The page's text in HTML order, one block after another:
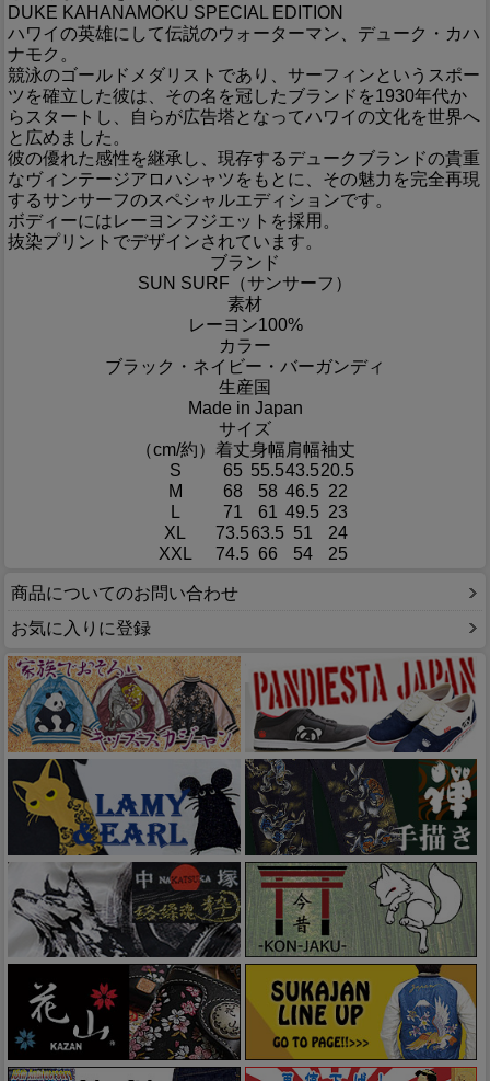
DUKE KAHANAMOKU SPECIAL EDITION
ハワイの英雄にして伝説のウォーターマン、デューク・カハ
ナモク。
競泳のゴールドメダリストであり、サーフィンというスポー
ツを確立した彼は、その名を冠したブランドを1930年代か
らスタートし、自らが広告塔となってハワイの文化を世界へ
と広めました。
彼の優れた感性を継承し、現存するデュークブランドの貴重
なヴィンテージアロハシャツをもとに、その魅力を完全再現
するサンサーフのスペシャルエディションです。
ボディーにはレーヨンフジエットを採用。
抜染プリントでデザインされています。
ブランド
SUN SURF（サンサーフ）
素材
レーヨン100%
カラー
ブラック・ネイビー・バーガンディ
生産国
Made in Japan
サイズ
（cm/約） 着丈身幅肩幅袖丈
S
65 55.543.520.5
M
68 58 46.5 22
L
71 61 49.5 23
XL
73.563.5 51
24
XXL
74.5 66 54 25
商品についてのお問い合わせ
お気に入りに登録